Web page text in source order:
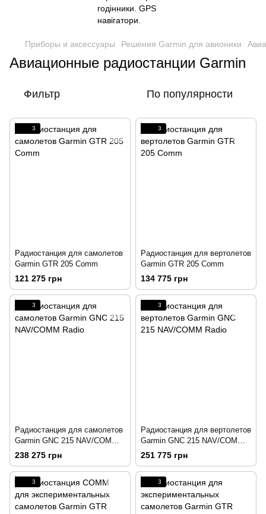
Приборы и аксессуары Решения Garmin для авионики
Авиационные радиостанции Garmin
Фильтр По популярности
3
Радиостанция для самолетов
Garmin GTR 205 Comm
121 275 грн
3
Радиостанция для вертолетов
Garmin GTR 205 Comm
134 775 грн
3
Радиостанция для самолетов
Garmin GNC 215 NAV/COMM
Radio
238 275 грн
3
Радиостанция для вертолетов
Garmin GNC 215 NAV/COMM
Radio
251 775 грн
3 3